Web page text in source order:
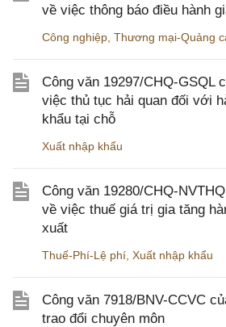
về việc thông báo điều hành
Công nghiệp Thương mại-Quảng
Công văn 19297/CHQ-GSQL
việc thủ tục hải quan đối với
khẩu tại chỗ
Xuất nhập khẩu
Công văn 19280/CHQ-
về việc thuế giá trị gia tăng
xuất
Thuế-Phí-Lệ phí Xuất nhập khẩu
Công văn 7918/BNV-CCVC
trao đổi chuyên môn